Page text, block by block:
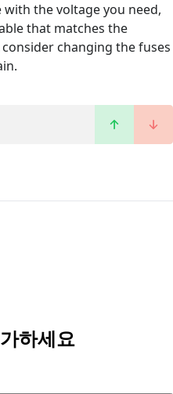
the voltage you need,
that matches the
changing the fuses
하세요